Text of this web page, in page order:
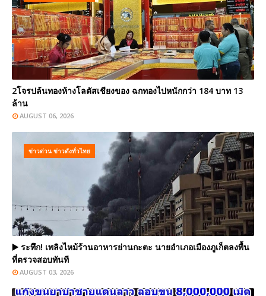
2โจรปล้นทองห้างโลตัสเชียงของ ฉกทองไปหนักกว่า 184 บาท 13
ล้าน
AUGUST 06, 2026
ข่าวด่วน ข่าวดังทั่วไทย
▶️ ระทึก! เพลิงไหม้ร้านอาหารย่านกะตะ นายอำเภอเมืองภูเก็ตลงพื้น
ที่ตรวจสอบทันที
AUGUST 03, 2026